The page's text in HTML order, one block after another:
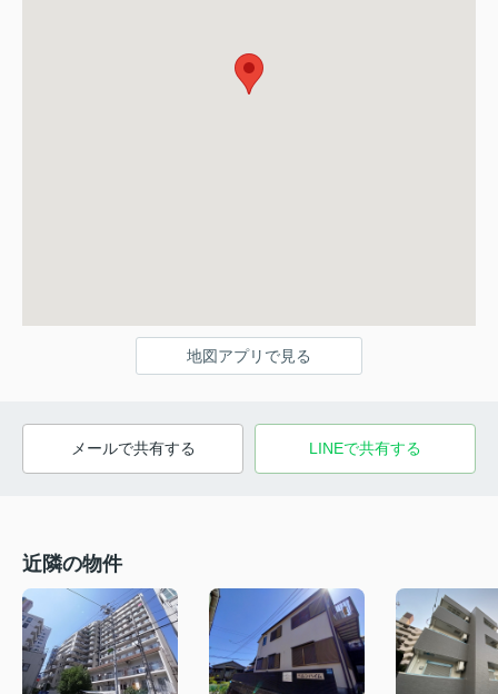
地図アプリで見る
メールで共有する LINEで共有する
近隣の物件